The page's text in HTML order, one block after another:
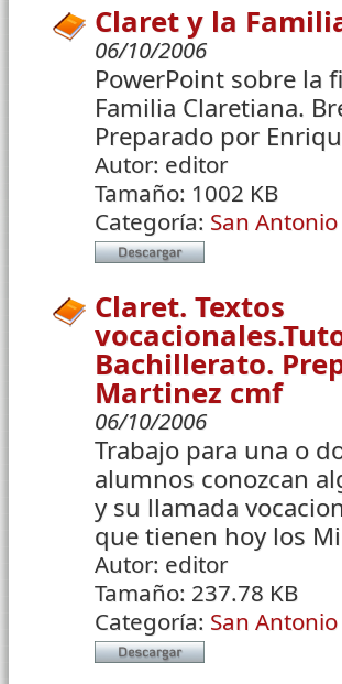
Claret y la
06/10/2006
PowerPoint sobre la
Familia Claretiana.
Preparado por
Autor: editor
Tamaño: 1002 KB
Categoría: San
Claret. Textos
Bachillerato.
Martinez cmf
06/10/2006
Trabajo para una o
alumnos conozcan
y su llamada
que tienen hoy los
Autor: editor
Tamaño: 237.78 KB
Categoría: San